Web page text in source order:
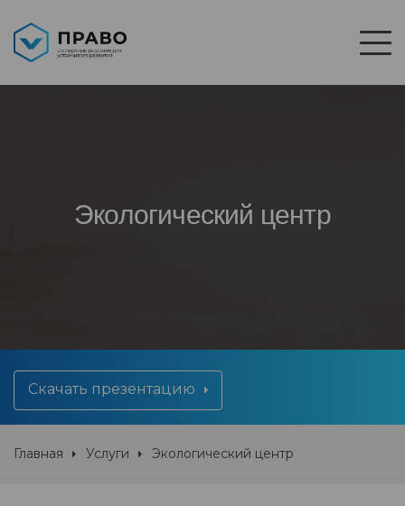
Экологический центр
Скачать презентацию
Главная Услуги Экологический центр